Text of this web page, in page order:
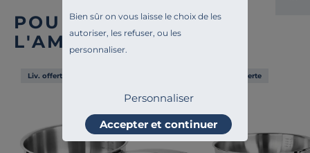
Bien sûr on vous laisse le choix de les
autoriser, les refuser, ou les
personnaliser.
Personnaliser
Accepter et continuer
POUR COMPLÉTER
L'AMBIANCE
Liv. offerte Liv. offerte